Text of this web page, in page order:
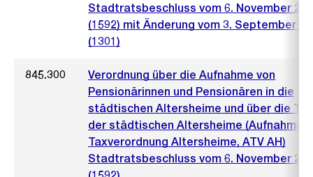
Stadtratsbeschluss vom 6. November
(1592) mit Änderung vom 3. September
(1301)
845.300
Verordnung über die Aufnahme von
Pensionärinnen und Pensionären in die
städtischen Altersheime und über die
der städtischen Altersheime (Aufnahme-
Taxverordnung Altersheime, ATV AH)
Stadtratsbeschluss vom 6. November